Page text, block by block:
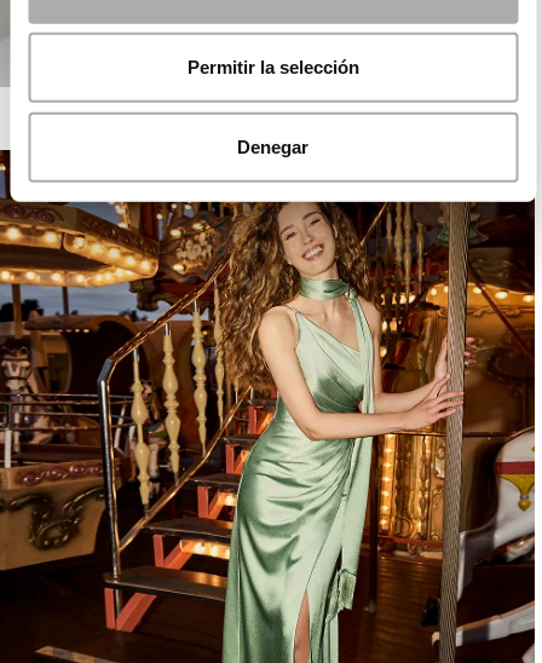
Permitir la selección
Denegar
ROSA CLARÁ COCKTAIL